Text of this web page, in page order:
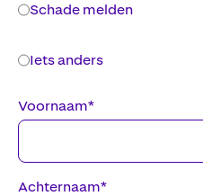
Schade melden
Iets anders
Voornaam*
Achternaam*